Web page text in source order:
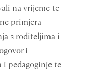
na vrijeme te
primjera
s roditeljima i
i
pedagoginje te